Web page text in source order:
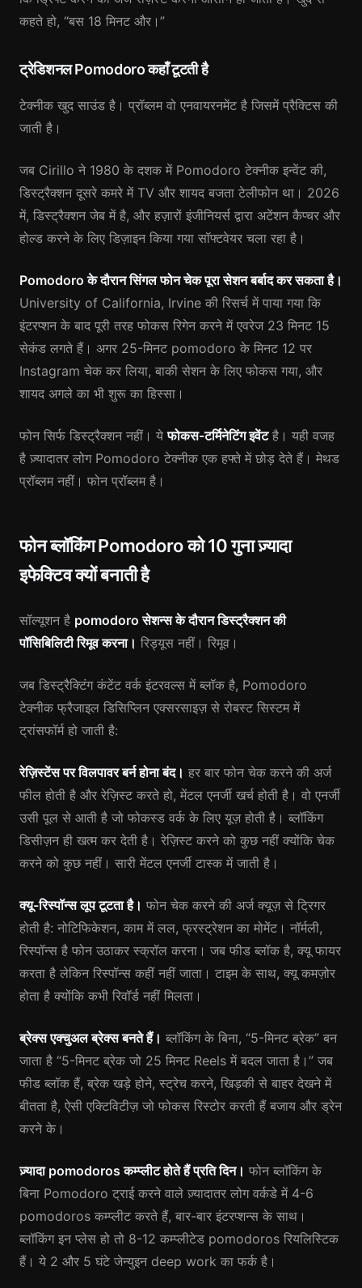
कहते हो, “बस 18 मिनट और।”
ट्रेडिशनल Pomodoro कहाँ टूटती है
टेक्नीक खुद साउंड है। प्रॉब्लम वो एनवायरनमेंट है जिसमें प्रैक्टिस की
जाती है।
जब Cirillo ने 1980 के दशक में Pomodoro टेक्नीक इन्वेंट की,
डिस्ट्रैक्शन दूसरे कमरे में TV और शायद बजता टेलीफोन था। 2026
में, डिस्ट्रैक्शन जेब में है, और हज़ारों इंजीनियर्स द्वारा अटेंशन कैप्चर और
होल्ड करने के लिए डिज़ाइन किया गया सॉफ्टवेयर चला रहा है।
Pomodoro के दौरान सिंगल फोन चेक पूरा सेशन बर्बाद कर सकता है।
University of California, Irvine की रिसर्च में पाया गया कि
इंटरप्शन के बाद पूरी तरह फोकस रिगेन करने में एवरेज 23 मिनट 15
सेकंड लगते हैं। अगर 25-मिनट pomodoro के मिनट 12 पर
Instagram चेक कर लिया, बाकी सेशन के लिए फोकस गया, और
शायद अगले का भी शुरू का हिस्सा।
फोन सिर्फ डिस्ट्रैक्शन नहीं। येफोकस-टर्मिनेटिंग इवेंटहै। यही वजह
है ज़्यादातर लोग Pomodoro टेक्नीक एक हफ्ते में छोड़ देते हैं। मेथड
प्रॉब्लम नहीं। फोन प्रॉब्लम है।
फोन ब्लॉकिंग Pomodoro को 10 गुना ज़्यादा
इफेक्टिव क्यों बनाती है
सॉल्यूशन है pomodoro सेशन्स के दौरान डिस्ट्रैक्शन की
पॉसिबिलिटी रिमूव करना। रिड्यूस नहीं। रिमूव।
जब डिस्ट्रैक्टिंग कंटेंट वर्क इंटरवल्स में ब्लॉक है, Pomodoro
टेक्नीक फ्रैजाइल डिसिप्लिन एक्सरसाइज़ से रोबस्ट सिस्टम में
ट्रांसफॉर्म हो जाती है:
रेज़िस्टेंस पर विलपावर बर्न होना बंद। हर बार फोन चेक करने की अर्ज
फील होती है और रेज़िस्ट करते हो, मेंटल एनर्जी खर्च होती है। वो एनर्जी
उसी पूल से आती है जो फोकस्ड वर्क के लिए यूज़ होती है। ब्लॉकिंग
डिसीज़न ही खत्म कर देती है। रेज़िस्ट करने को कुछ नहीं क्योंकि चेक
करने को कुछ नहीं। सारी मेंटल एनर्जी टास्क में जाती है।
क्यू-रिस्पॉन्स लूप टूटता है। फोन चेक करने की अर्ज क्यूज़ से ट्रिगर
होती है: नोटिफिकेशन, काम में लल, फ्रस्ट्रेशन का मोमेंट। नॉर्मली,
रिस्पॉन्स है फोन उठाकर स्क्रॉल करना। जब फीड ब्लॉक है, क्यू फायर
करता है लेकिन रिस्पॉन्स कहीं नहीं जाता। टाइम के साथ, क्यू कमज़ोर
होता है क्योंकि कभी रिवॉर्ड नहीं मिलता।
ब्रेक्स एक्चुअल ब्रेक्स बनते हैं। ब्लॉकिंग के बिना, “5-मिनट ब्रेक” बन
जाता है “5-मिनट ब्रेक जो 25 मिनट Reels में बदल जाता है।” जब
फीड ब्लॉक हैं, ब्रेक खड़े होने, स्ट्रेच करने, खिड़की से बाहर देखने में
बीतता है, ऐसी एक्टिविटीज़ जो फोकस रिस्टोर करती हैं बजाय और ड्रेन
करने के।
ज़्यादा pomodoros कम्प्लीट होते हैं प्रति दिन। फोन ब्लॉकिंग के
बिना Pomodoro ट्राई करने वाले ज़्यादातर लोग वर्कडे में 4-6
pomodoros कम्प्लीट करते हैं, बार-बार इंटरप्शन्स के साथ।
ब्लॉकिंग इन प्लेस हो तो 8-12 कम्प्लीटेड pomodoros रियलिस्टिक
हैं। ये 2 और 5 घंटे जेन्युइन deep work का फर्क है।